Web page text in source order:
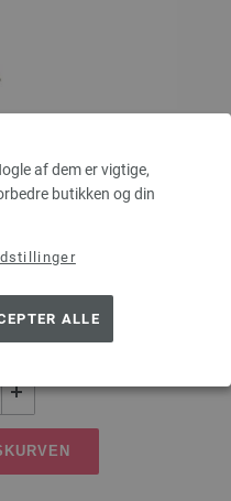
af dem er vigtige,
butikken og din
ALLE
Str. 5,5/80cm
styrke 5,5 længde 80cm
€